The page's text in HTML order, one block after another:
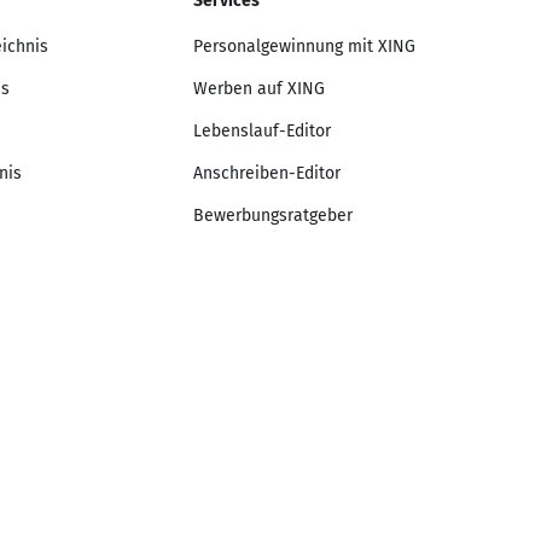
Personalgewinnung mit XING
Werben auf XING
Lebenslauf-Editor
Anschreiben-Editor
Bewerbungsratgeber